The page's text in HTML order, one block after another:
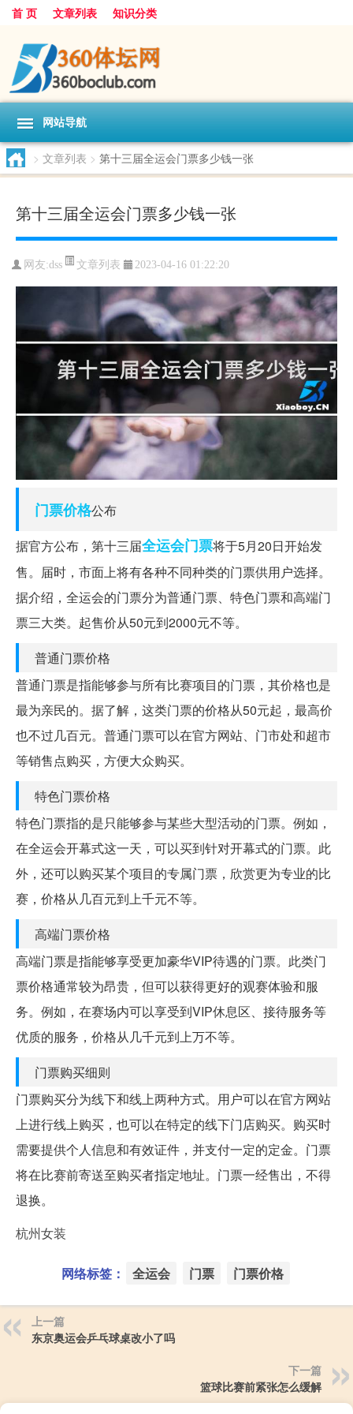
首 页 文章列表 知识分类
网站导航
> 文章列表 > 第十三届全运会门票多少钱一张
第十三届全运会门票多少钱一张
网友:dss 文章列表 2023-04-16 01:22:20
门票价格公布
据官方公布，第十三届全运会门票将于5月20日开始发
售。届时，市面上将有各种不同种类的门票供用户选择。
据介绍，全运会的门票分为普通门票、特色门票和高端门
票三大类。起售价从50元到2000元不等。
普通门票价格
普通门票是指能够参与所有比赛项目的门票，其价格也是
最为亲民的。据了解，这类门票的价格从50元起，最高价
也不过几百元。普通门票可以在官方网站、门市处和超市
等销售点购买，方便大众购买。
特色门票价格
特色门票指的是只能够参与某些大型活动的门票。例如，
在全运会开幕式这一天，可以买到针对开幕式的门票。此
外，还可以购买某个项目的专属门票，欣赏更为专业的比
赛，价格从几百元到上千元不等。
高端门票价格
高端门票是指能够享受更加豪华VIP待遇的门票。此类门
票价格通常较为昂贵，但可以获得更好的观赛体验和服
务。例如，在赛场内可以享受到VIP休息区、接待服务等
优质的服务，价格从几千元到上万不等。
门票购买细则
门票购买分为线下和线上两种方式。用户可以在官方网站
上进行线上购买，也可以在特定的线下门店购买。购买时
需要提供个人信息和有效证件，并支付一定的定金。门票
将在比赛前寄送至购买者指定地址。门票一经售出，不得
退换。
杭州女装
网络标签： 全运会 门票 门票价格
上一篇
东京奥运会乒乓球桌改小了吗
下一篇
篮球比赛前紧张怎么缓解